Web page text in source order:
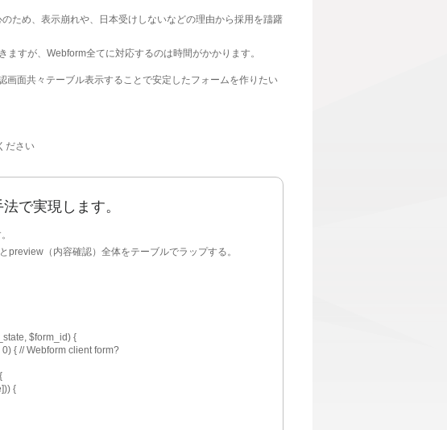
ため、表示崩れや、日本受けしないなどの理由から採用を躊躇
すが、Webform全てに対応するのは時間がかかります。
画面共々テーブル表示することで安定したフォームを作りたい
ださい
で実現します。
（内容確認）全体をテーブルでラップする。
$form_id) {
{ // Webform client form?
{